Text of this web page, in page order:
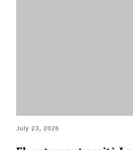
July 23, 2026